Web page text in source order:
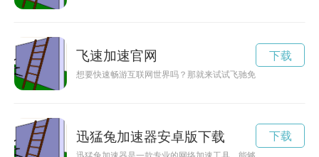
飞速加速官网
想要快速畅游互联网世界吗？那就来试试飞驰免费加速器吧！
下载
迅猛兔加速器安卓版下载 下载